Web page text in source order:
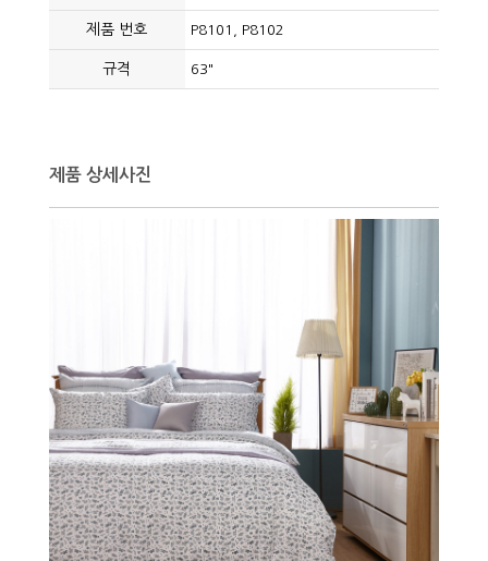
제품 번호 P8101, P8102
규격 63"
제품 상세사진